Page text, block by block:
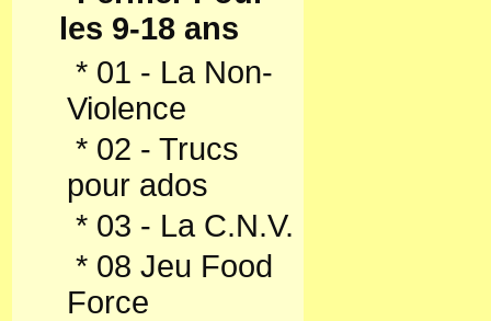
les 9-18 ans
* 01 - La Non-
Violence
* 02 - Trucs
pour ados
* 03 - La C.N.V.
* 08 Jeu Food
Force